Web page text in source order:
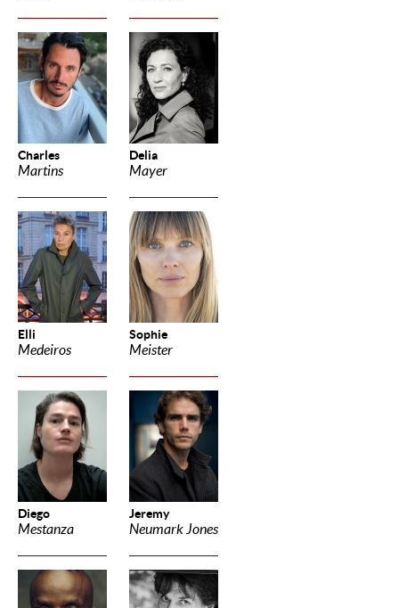
Charles
Martins
Delia
Mayer
Elli
Medeiros
Sophie
Meister
Diego
Mestanza
Jeremy
Neumark Jones